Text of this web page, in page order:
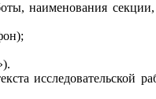
наименования
исследовательской